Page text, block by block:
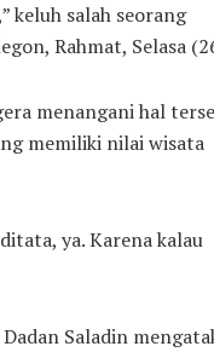
keluh salah seorang
Rahmat, Selasa
menangani hal
memiliki nilai wisata
ya. Karena kalau
Saladin